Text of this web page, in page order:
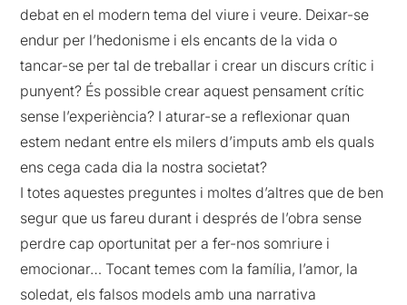
debat en el modern tema del viure i veure. Deixar-se
endur per l’hedonisme i els encants de la vida o
tancar-se per tal de treballar i crear un discurs crític i
punyent? És possible crear aquest pensament crític
sense l’experiència? I aturar-se a reflexionar quan
estem nedant entre els milers d’imputs amb els quals
ens cega cada dia la nostra societat?
I totes aquestes preguntes i moltes d’altres que de ben
segur que us fareu durant i després de l’obra sense
perdre cap oportunitat per a fer-nos somriure i
emocionar… Tocant temes com la família, l’amor, la
soledat, els falsos models amb una narrativa